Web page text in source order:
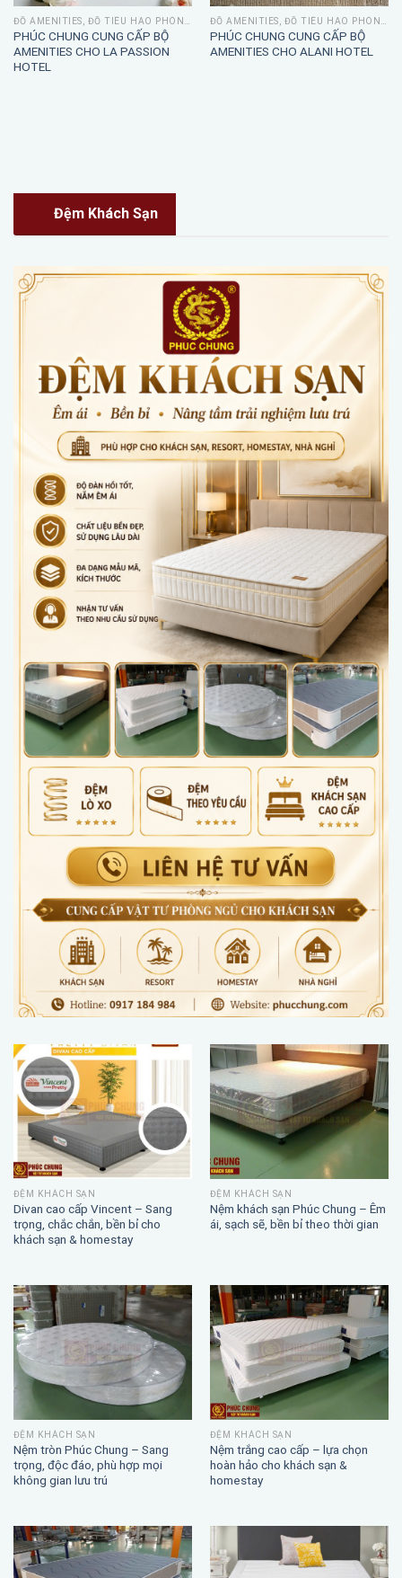
PHÚC CHUNG CUNG CẤP BỘ
AMENITIES CHO LA PASSION
HOTEL
PHÚC CHUNG CUNG CẤP BỘ
AMENITIES CHO ALANI HOTEL
Đệm Khách Sạn
ĐỆM KHÁCH SẠN
Divan cao cấp Vincent – Sang
trọng, chắc chắn, bền bỉ cho
khách sạn & homestay
ĐỆM KHÁCH SẠN
Nệm khách sạn Phúc Chung – Êm
ái, sạch sẽ, bền bỉ theo thời gian
ĐỆM KHÁCH SẠN
Nệm tròn Phúc Chung – Sang
trọng, độc đáo, phù hợp mọi
không gian lưu trú
ĐỆM KHÁCH SẠN
Nệm trắng cao cấp – lựa chọn
hoàn hảo cho khách sạn &
homestay